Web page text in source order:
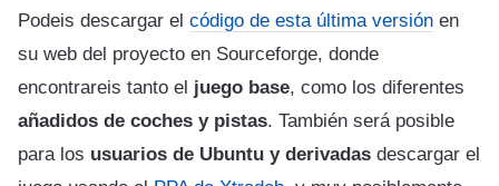
Podeis descargar el código de esta última versión en
su web del proyecto en Sourceforge, donde
encontrareis tanto el juego base, como los diferentes
añadidos de coches y pistas. También será posible
para los usuarios de Ubuntu y derivadas descargar el